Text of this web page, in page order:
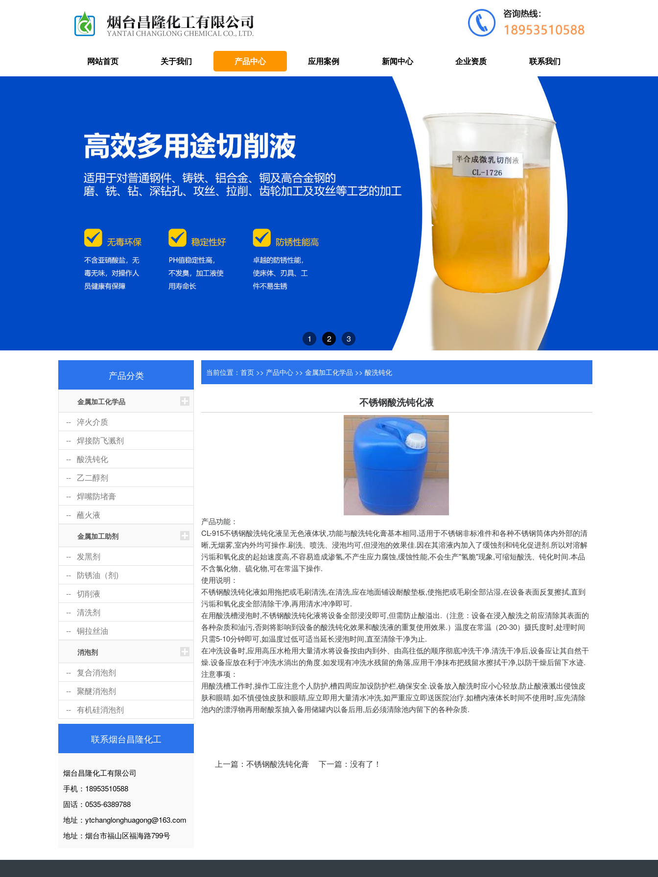
网站首页 关于我们 产品中心 应用案例 新闻中心 企业资质 联系我们
1 2 3
产品分类
金属加工化学品
-- 淬火介质
-- 焊接防飞溅剂
-- 酸洗钝化
-- 乙二醇剂
-- 焊嘴防堵膏
-- 蘸火液
金属加工助剂
-- 发黑剂
-- 防锈油（剂)
-- 切削液
-- 清洗剂
-- 铜拉丝油
消泡剂
-- 复合消泡剂
-- 聚醚消泡剂
-- 有机硅消泡剂
联系烟台昌隆化工
烟台昌隆化工有限公司
手机：18953510588
固话：0535-6389788
地址：ytchanglonghuagong@163.com
地址：烟台市福山区福海路799号
当前位置： 首页>> 产品中心>> 金属加工化学品 >> 酸洗钝化
不锈钢酸洗钝化液
产品功能：
CL-915不锈钢酸洗钝化液呈无色液体状,功能与酸洗钝化膏基本相同,适用于不锈钢非标准件和各种不锈钢筒体内外部的清
晰,无烟雾,室内外均可操作.刷洗、喷洗、浸泡均可,但浸泡的效果佳.因在其溶液内加入了缓蚀剂和钝化促进剂.所以对溶解
污垢和氧化皮的起始速度高,不容易造成渗氢,不产生应力腐蚀,缓蚀性能,不会生产"氢脆"现象,可缩短酸洗、钝化时间.本品
不含氯化物、硫化物,可在常温下操作.
使用说明：
不锈钢酸洗钝化液如用拖把或毛刷清洗,在清洗,应在地面铺设耐酸垫板,使拖把或毛刷全部沾湿,在设备表面反复擦拭,直到
污垢和氧化皮全部清除干净,再用清水冲净即可.
在用酸洗槽浸泡时,不锈钢酸洗钝化液将设备全部浸没即可,但需防止酸溢出.（注意：设备在浸入酸洗之前应清除其表面的
各种杂质和油污,否则将影响到设备的酸洗钝化效果和酸洗液的重复使用效果.）温度在常温（20-30）摄氏度时,处理时间
只需5-10分钟即可,如温度过低可适当延长浸泡时间,直至清除干净为止.
在冲洗设备时,应用高压水枪用大量清水将设备按由内到外、由高往低的顺序彻底冲洗干净.清洗干净后,设备应让其自然干
燥.设备应放在利于冲洗水淌出的角度.如发现有冲洗水残留的角落,应用干净抹布把残留水擦拭干净,以防干燥后留下水迹.
注意事项：
用酸洗槽工作时,操作工应注意个人防护,槽四周应加设防护栏,确保安全.设备放入酸洗时应小心轻放,防止酸液溅出侵蚀皮
肤和眼睛.如不慎侵蚀皮肤和眼睛,应立即用大量清水冲洗,如严重应立即送医院治疗.如槽内液体长时间不使用时,应先清除
池内的漂浮物再用耐酸泵抽入备用储罐内以备后用,后必须清除池内留下的各种杂质.
上一篇： 不锈钢酸洗钝化膏 下一篇：没有了！